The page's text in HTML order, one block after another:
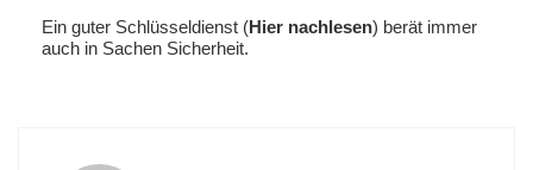
Ein guter Schlüsseldienst (Hier nachlesen) berät immer
auch in Sachen Sicherheit.